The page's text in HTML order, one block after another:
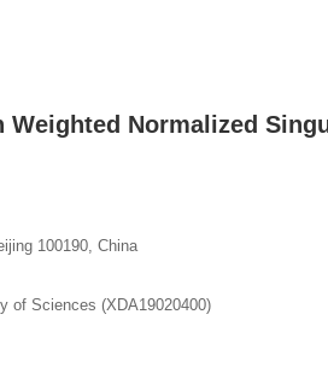
Normalized
100190, China
of Sciences (XDA19020400)